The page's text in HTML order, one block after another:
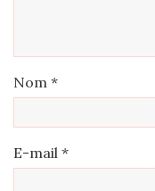
Nom *
E-mail *